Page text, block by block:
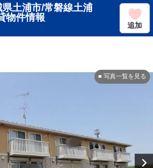
土浦市/常磐線土浦
物件情報
追加
■ 写真一覧を見る